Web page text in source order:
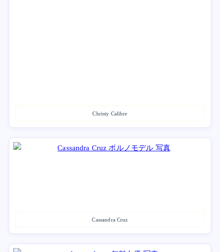
Christy Calibre
Cassandra Cruz